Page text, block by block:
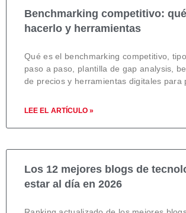
Benchmarking competitivo:
hacerlo y herramientas
Qué es el benchmarking competitivo,
paso a paso, plantilla de gap analysis,
de precios y herramientas digitales para
LEE EL ARTÍCULO »
Los 12 mejores blogs de
estar al día en 2026